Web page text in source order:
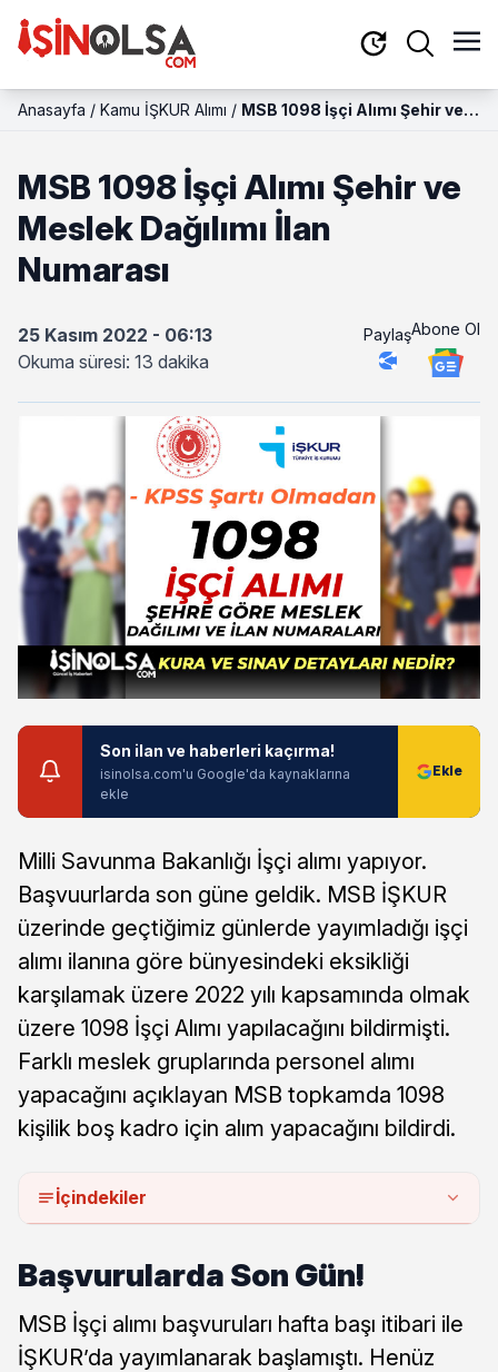
Anasayfa / Kamu İŞKUR Alımı / MSB 1098 İşçi Alımı Şehir ve
MSB 1098 İşçi Alımı Şehir ve
Meslek Dağılımı İlan
Numarası
25 Kasım 2022 - 06:13
Okuma süresi: 13 dakika
PaylaşAbone Ol
Son ilan ve haberleri kaçırma!
isinolsa.com'u Google'da kaynaklarına
ekle
Milli Savunma Bakanlığı İşçi alımı yapıyor.
Başvuurlarda son güne geldik. MSB İŞKUR
üzerinde geçtiğimiz günlerde yayımladığı işçi
alımı ilanına göre bünyesindeki eksikliği
karşılamak üzere 2022 yılı kapsamında olmak
üzere 1098 İşçi Alımı yapılacağını bildirmişti.
Farklı meslek gruplarında personel alımı
yapacağını açıklayan MSB topkamda 1098
kişilik boş kadro için alım yapacağını bildirdi.
İçindekiler
Başvurularda Son Gün!
MSB İşçi alımı başvuruları hafta başı itibari ile
İŞKUR’da yayımlanarak başlamıştı. Henüz